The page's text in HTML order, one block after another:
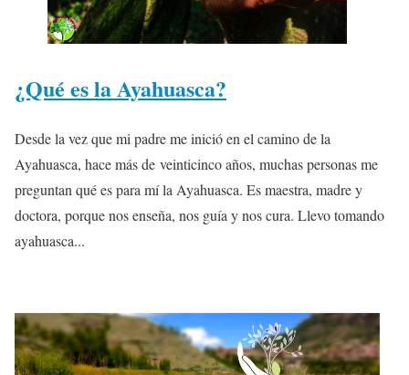
¿Qué es la Ayahuasca?
Desde la vez que mi padre me inició en el camino de la
Ayahuasca, hace más de veinticinco años, muchas personas me
preguntan qué es para mí la Ayahuasca. Es maestra, madre y
doctora, porque nos enseña, nos guía y nos cura. Llevo tomando
ayahuasca...